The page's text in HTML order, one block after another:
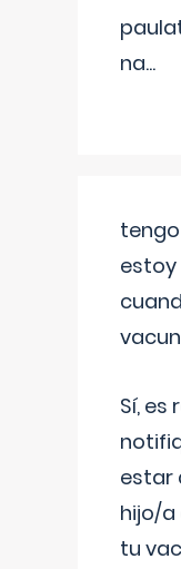
na...
estoy
Sí,
estar
hijo/
tu